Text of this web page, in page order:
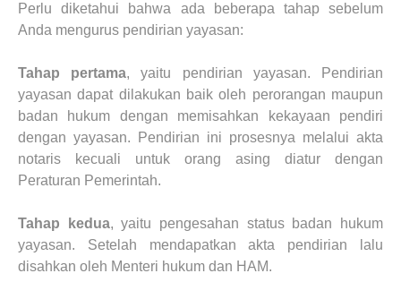
Perlu diketahui bahwa ada beberapa tahap sebelum
Anda mengurus pendirian yayasan:
Tahap pertama, yaitu pendirian yayasan. Pendirian
yayasan dapat dilakukan baik oleh perorangan maupun
badan hukum dengan memisahkan kekayaan pendiri
dengan yayasan. Pendirian ini prosesnya melalui akta
notaris kecuali untuk orang asing diatur dengan
Peraturan Pemerintah.
Tahap kedua, yaitu pengesahan status badan hukum
yayasan. Setelah mendapatkan akta pendirian lalu
disahkan oleh Menteri hukum dan HAM.